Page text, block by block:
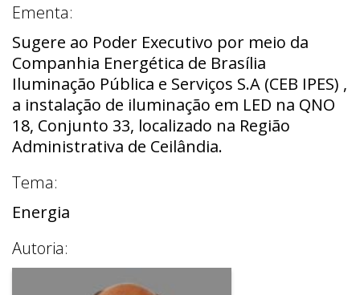
Ementa:
Sugere ao Poder Executivo por meio da
Companhia Energética de Brasília
Iluminação Pública e Serviços S.A (CEB IPES) ,
a instalação de iluminação em LED na QNO
18, Conjunto 33, localizado na Região
Administrativa de Ceilândia.
Tema:
Energia
Autoria: